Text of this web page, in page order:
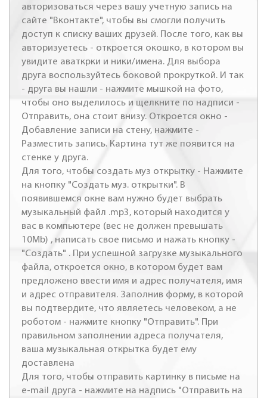
авторизоваться через вашу учетную запись на
сайте "Вконтакте", чтобы вы смогли получить
доступ к списку ваших друзей. После того, как вы
авторизуетесь - откроется окошко, в котором вы
увидите аваткрки и ники/имена. Для выбора
друга воспользуйтесь боковой прокруткой. И так
- друга вы нашли - нажмите мышкой на фото,
чтобы оно выделилось и щелкните по надписи -
Отправить, она стоит внизу. Откроется окно -
Добавление записи на стену, нажмите -
Разместить запись. Картина тут же появится на
стенке у друга.
Для того, чтобы создать муз открытку - Нажмите
на кнопку "Создать муз. открытки". В
появившемся окне вам нужно будет выбрать
музыкальный файл .mp3, который находится у
вас в компьютере (вес не должен превышать
10Mb) , написать свое письмо и нажать кнопку -
"Создать" . При успешной загрузке музыкального
файла, откроется окно, в котором будет вам
предложено ввести имя и адрес получателя, имя
и адрес отправителя. Заполнив форму, в которой
вы подтвердите, что являетесь человеком, а не
роботом - нажмите кнопку "Отправить". При
правильном заполнении адреса получателя,
ваша музыкальная открытка будет ему
доставлена
Для того, чтобы отправить картинку в письме на
e-mail друга - нажмите на надпись "Отправить на